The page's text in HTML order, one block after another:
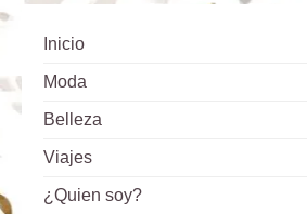
Inicio
Moda
Belleza
Viajes
¿Quien soy?